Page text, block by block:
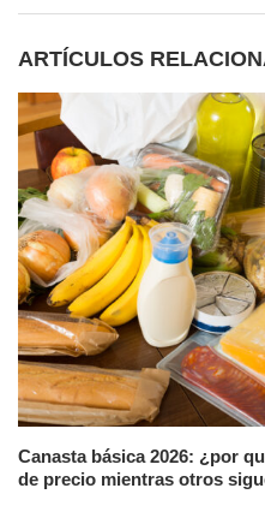
ARTÍCULOS
Canasta básica 2026: ¿por
de precio mientras otros